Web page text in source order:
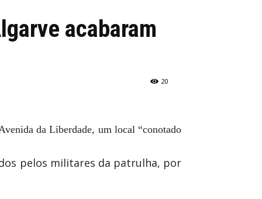
acabaram
20
da Liberdade, um local “conotado
pelos militares da patrulha, por